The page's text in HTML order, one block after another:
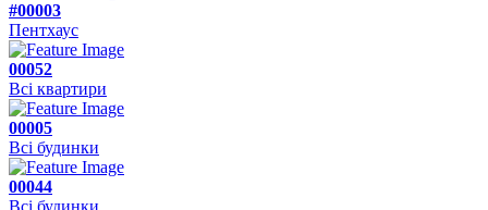
#00003
Пентхаус
00052
Всі квартири
00005
Всі будинки
00044